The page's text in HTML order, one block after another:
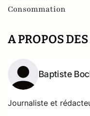
Consommation
A PROPOS
Baptiste
Journaliste et